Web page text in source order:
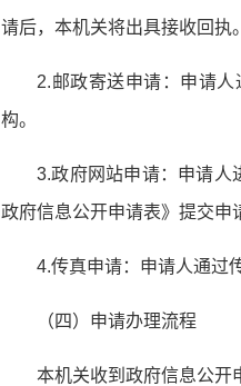
请后，本机关将出具接收回执。
2.邮政寄送申请：申请
构。
3.政府网站申请：申请
政府信息公开申请表》提交申
4.传真申请：申请人通过
（四）申请办理流程
本机关收到政府信息公开